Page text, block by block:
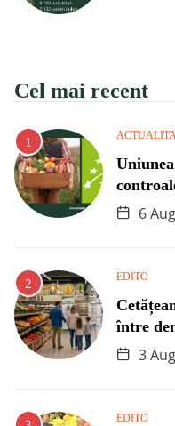
Cel mai recent
6
EDITO
între
3
EDITO